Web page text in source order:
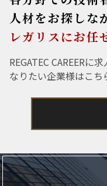
人材をお探しな
レガリスにお任
REGATEC CAREERに
なりたい企業様はこち